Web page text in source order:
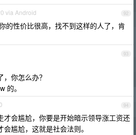
92
via Android
的性价比很高，找不到这样的人了，肯
93
你怎么办？
的。
94
才会尴尬，你要是开始暗示领导涨工资还
尴尬，这就是社会法则。